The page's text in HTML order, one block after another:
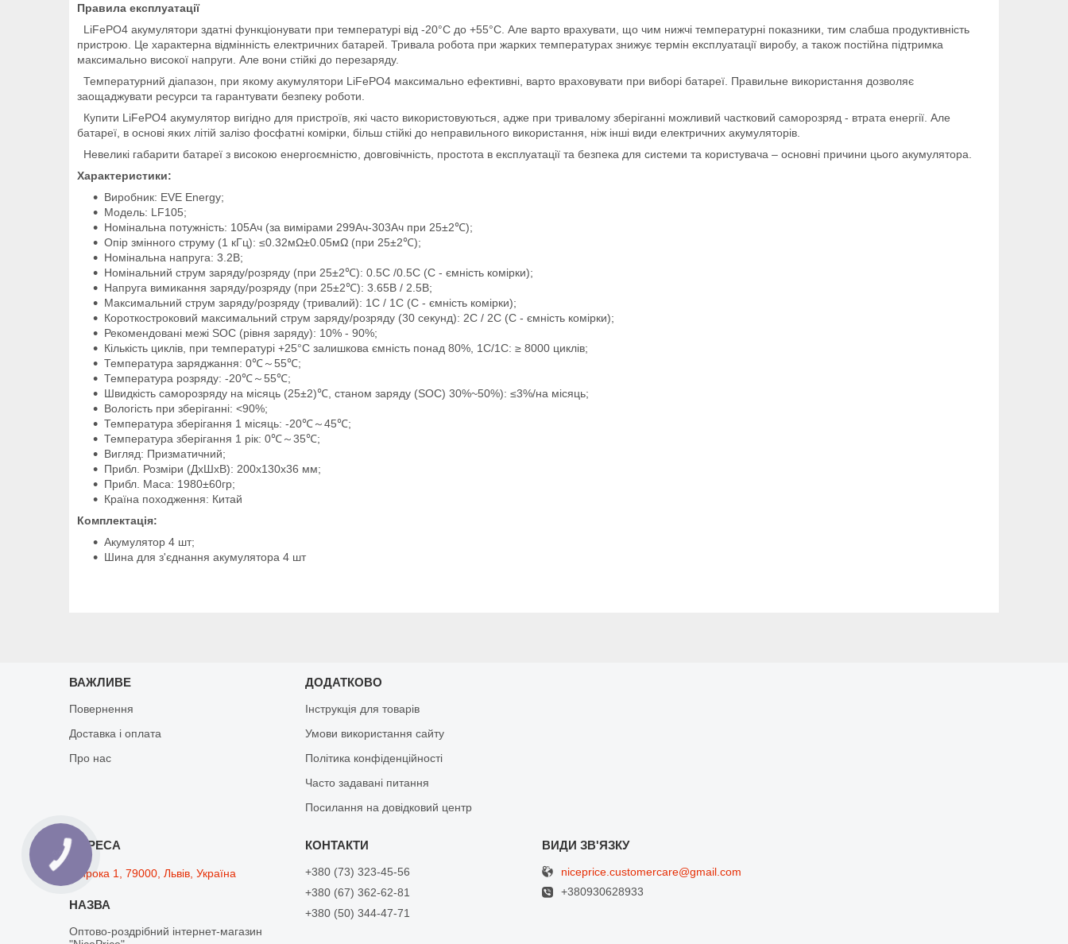
Правила експлуатації
LiFePO4 акумулятори здатні функціонувати при температурі від -20°C до +55°C. Але варто врахувати, що чим нижчі температурні показники, тим слабша продуктивність
пристрою. Це характерна відмінність електричних батарей. Тривала робота при жарких температурах знижує термін експлуатації виробу, а також постійна підтримка
максимально високої напруги. Але вони стійкі до перезаряду.
Температурний діапазон, при якому акумулятори LiFePO4 максимально ефективні, варто враховувати при виборі батареї. Правильне використання дозволяє
заощаджувати ресурси та гарантувати безпеку роботи.
Купити LiFePO4 акумулятор вигідно для пристроїв, які часто використовуються, адже при тривалому зберіганні можливий частковий саморозряд - втрата енергії. Але
батареї, в основі яких літій залізо фосфатні комірки, більш стійкі до неправильного використання, ніж інші види електричних акумуляторів.
Невеликі габарити батареї з високою енергоємністю, довговічність, простота в експлуатації та безпека для системи та користувача – основні причини цього акумулятора.
Характеристики:
Виробник: EVE Energy;
Модель: LF105;
Номінальна потужність: 105Ач (за вимірами 299Ач-303Ач при 25±2℃);
Опір змінного струму (1 кГц): ≤0.32мΩ±0.05мΩ (при 25±2℃);
Номінальна напруга: 3.2В;
Номінальний струм заряду/розряду (при 25±2℃): 0.5C /0.5C (С - ємність комірки);
Напруга вимикання заряду/розряду (при 25±2℃): 3.65B / 2.5B;
Максимальний струм заряду/розряду (тривалий): 1C / 1C (С - ємність комірки);
Короткостроковий максимальний струм заряду/розряду (30 секунд): 2C / 2C (С - ємність комірки);
Рекомендовані межі SOC (рівня заряду): 10% - 90%;
Кількість циклів, при температурі +25°С залишкова ємність понад 80%, 1C/1C: ≥ 8000 циклів;
Температура заряджання: 0℃～55℃;
Температура розряду: -20℃～55℃;
Швидкість саморозряду на місяць (25±2)℃, станом заряду (SOC) 30%~50%): ≤3%/на місяць;
Вологість при зберіганні: <90%;
Температура зберігання 1 місяць: -20℃～45℃;
Температура зберігання 1 рік: 0℃～35℃;
Вигляд: Призматичний;
Прибл. Розміри (ДхШхВ): 200х130х36 мм;
Прибл. Маса: 1980±60гр;
Країна походження: Китай
Комплектація:
Акумулятор 4 шт;
Шина для з'єднання акумулятора 4 шт
ВАЖЛИВЕ
Повернення
Доставка і оплата
Про нас
ДОДАТКОВО
Інструкція для товарів
Умови використання сайту
Політика конфіденційності
Часто задавані питання
Посилання на довідковий центр
Широка 1, 79000, Львів, Україна
Оптово-роздрібний інтернет-магазин
+380 (73) 323-45-56
+380 (67) 362-62-81
+380 (50) 344-47-71
niceprice.customercare@gmail.com
+380930628933